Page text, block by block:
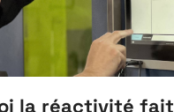
la réactivité fait